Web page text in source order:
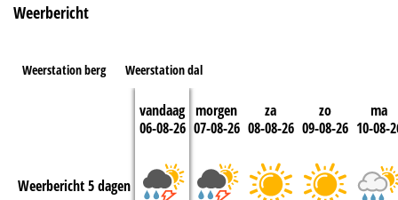
Weerbericht
Weerstation berg Weerstation dal
vandaag
06-08-26
morgen
07-08-26
za
08-08-26
zo
09-08-26
ma
10-08-
Weerbericht 5 dagen